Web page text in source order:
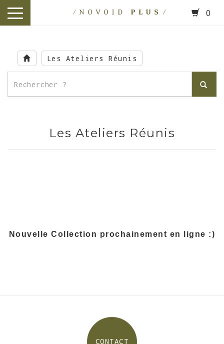
main
content
toggle
0
Les Ateliers Réunis
Les Ateliers Réunis
Nouvelle Collection prochainement en ligne :)
CONTACT